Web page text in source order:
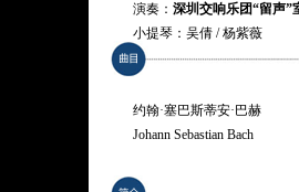
演奏： 深圳交响乐团“留声”
小提琴：吴倩 / 杨紫薇
中提琴：陶禹辰 / 李扬
低音提琴 / 讲解：蔡琰
长笛：卢思默
约翰·塞巴斯蒂安·巴赫
Johann Sebastian Bach
G大调第三勃兰登堡协奏曲，